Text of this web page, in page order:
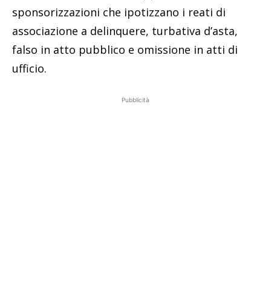
sponsorizzazioni che ipotizzano i reati di
associazione a delinquere, turbativa d’asta,
falso in atto pubblico e omissione in atti di
ufficio.
Pubblicità